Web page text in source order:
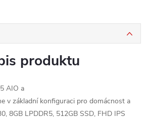
produktu
AIO a
v základní konfiguraci pro domácnost a
8GB LPDDR5, 512GB SSD, FHD IPS